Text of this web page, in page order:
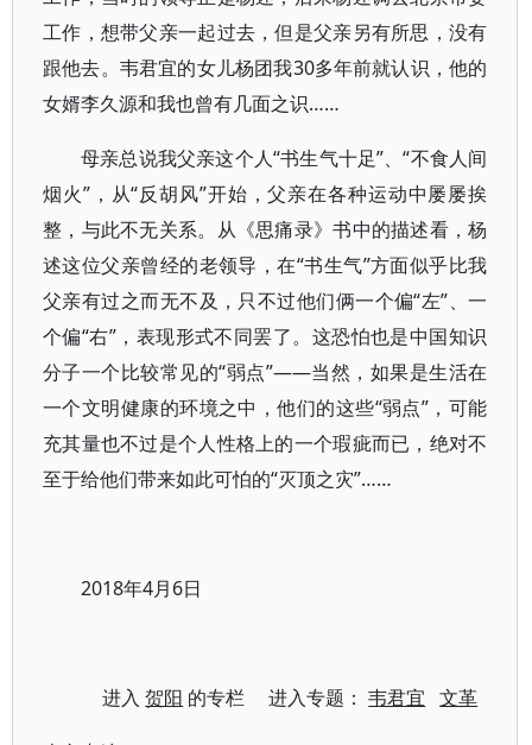
工作，想带父亲一起过去，但是父亲另有所思，没有
跟他去。韦君宜的女儿杨团我30多年前就认识，他的
女婿李久源和我也曾有几面之识……
母亲总说我父亲这个人“书生气十足”、“不食人间
烟火”，从“反胡风”开始，父亲在各种运动中屡屡挨
整，与此不无关系。从《思痛录》书中的描述看，杨
述这位父亲曾经的老领导，在“书生气”方面似乎比我
父亲有过之而无不及，只不过他们俩一个偏“左”、一
个偏“右”，表现形式不同罢了。这恐怕也是中国知识
分子一个比较常见的“弱点”——当然，如果是生活在
一个文明健康的环境之中，他们的这些“弱点”，可能
充其量也不过是个人性格上的一个瑕疵而已，绝对不
至于给他们带来如此可怕的“灭顶之灾”……
2018年4月6日
进入贺阳 的专栏 进入专题：韦君宜 文革